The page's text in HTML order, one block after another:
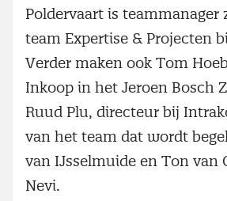
Poldervaart is teammanager
team Expertise & Projecten
Verder maken ook Tom
Inkoop in het Jeroen Bosch
Ruud Plu, directeur bij
van het team dat wordt
van IJsselmuide en Ton van
Nevi.